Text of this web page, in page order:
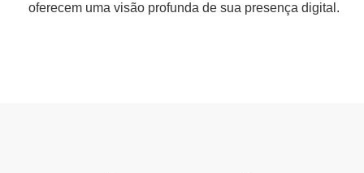
oferecem uma visão profunda de sua presença digital.